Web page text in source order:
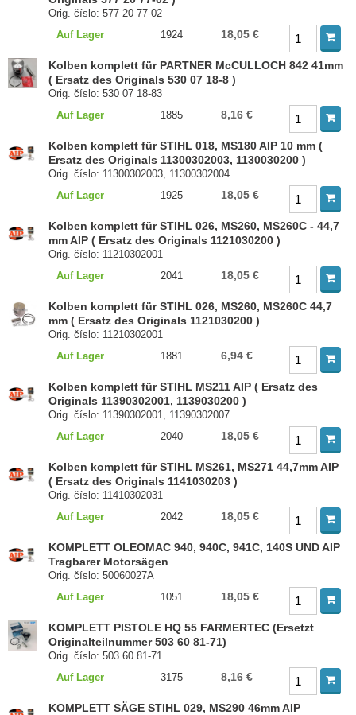
Orig. číslo: 577 20 77-02
Auf Lager
1924 18,05 €
Kolben komplett für PARTNER McCULLOCH 842 41mm
( Ersatz des Originals 530 07 18-8 )
Orig. číslo: 530 07 18-83
Auf Lager
1885 8,16 €
Kolben komplett für STIHL 018, MS180 AIP 10 mm (
Ersatz des Originals 11300302003, 1130030200 )
Orig. číslo: 11300302003, 11300302004
Auf Lager
1925 18,05 €
Kolben komplett für STIHL 026, MS260, MS260C - 44,7
mm AIP ( Ersatz des Originals 1121030200 )
Orig. číslo: 11210302001
Auf Lager
2041 18,05 €
Kolben komplett für STIHL 026, MS260, MS260C 44,7
mm ( Ersatz des Originals 1121030200 )
Orig. číslo: 11210302001
Auf Lager
1881 6,94 €
Kolben komplett für STIHL MS211 AIP ( Ersatz des
Originals 11390302001, 1139030200 )
Orig. číslo: 11390302001, 11390302007
Auf Lager
2040 18,05 €
Kolben komplett für STIHL MS261, MS271 44,7mm AIP
( Ersatz des Originals 1141030203 )
Orig. číslo: 11410302031
Auf Lager
2042 18,05 €
KOMPLETT OLEOMAC 940, 940C, 941C, 140S UND AIP
Tragbarer Motorsägen
Orig. číslo: 50060027A
Auf Lager
1051 18,05 €
KOMPLETT PISTOLE HQ 55 FARMERTEC (Ersetzt
Originalteilnummer 503 60 81-71)
Orig. číslo: 503 60 81-71
Auf Lager
3175 8,16 €
KOMPLETT SÄGE STIHL 029, MS290 46mm AIP